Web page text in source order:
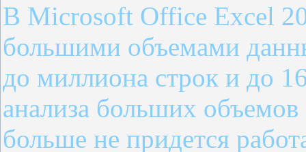
В Microsoft Office Excel
большими объемами
до миллиона строк и до
анализа больших
больше не придется